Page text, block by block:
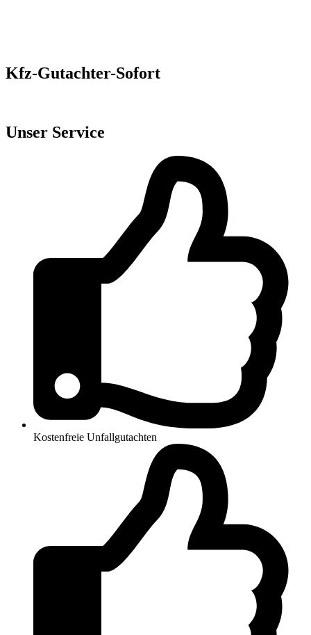
Kfz-Gutachter-Sofort
Unser Service
Kostenfreie Unfallgutachten